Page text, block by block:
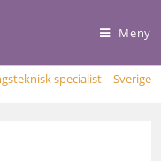
Meny
specialist – Sverige